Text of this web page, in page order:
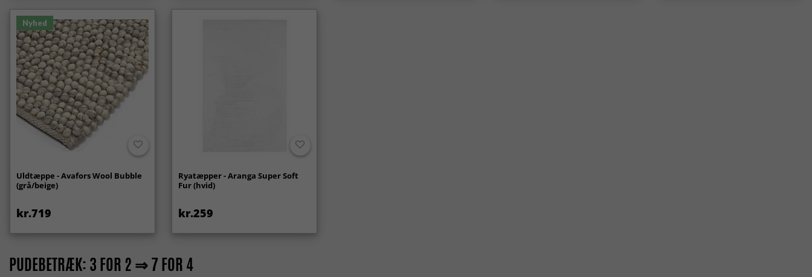
Nyhed
Uldtæppe - Avafors Wool Bubble
(grå/beige)
kr.719
Ryatæpper - Aranga Super Soft
Fur (hvid)
kr.259
PUDEBETRÆK: 3 FOR 2 ⇒ 7 FOR 4